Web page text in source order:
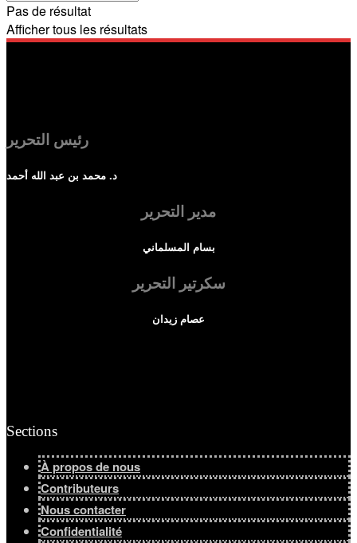
Pas de résultat
Afficher tous les résultats
رئيس التحرير
د. محمد بن عبد الله أحمد
مدير التحرير
بسام المسلماني
سكرتير التحرير
عصام زيدان
Sections
À propos de nous
Contributeurs
Nous contacter
Confidentialité